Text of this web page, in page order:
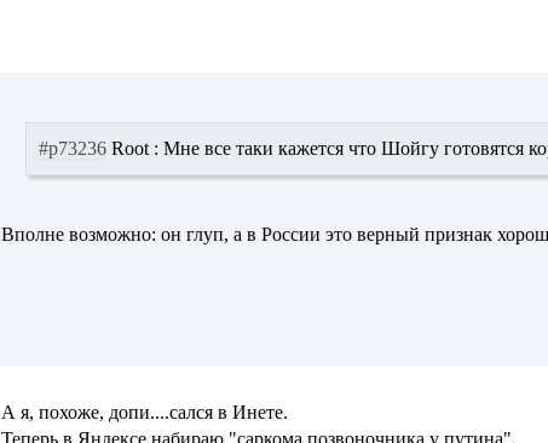
#p73236 Root : Мне все таки кажется что Шойгу готовятся
Вполне возможно: он глуп, а в России это верный признак
А я, похоже, допи....сался в Инете.
Теперь в Яндексе набираю "саркома позвоночника у путина",